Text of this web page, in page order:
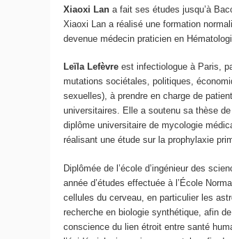
Xiaoxi Lan a fait ses études jusqu’à
Xiaoxi Lan a réalisé une formation
devenue médecin praticien en
Leïla Lefèvre est infectiologue à Paris,
mutations sociétales, politiques,
sexuelles), à prendre en charge de
universitaires. Elle a soutenu sa thèse
diplôme universitaire de mycologie
réalisant une étude sur la prophylaxie
Diplômée de l’école d’ingénieur des
année d’études effectuée à l’École
cellules du cerveau, en particulier les
recherche en biologie synthétique, afin
conscience du lien étroit entre santé